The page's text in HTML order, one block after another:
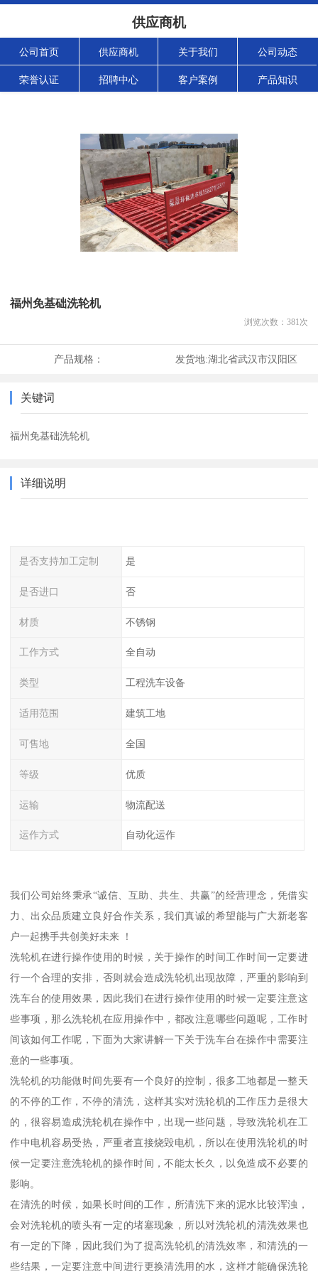
供应商机
公司首页 供应商机 关于我们 公司动态
荣誉认证 招聘中心 客户案例 产品知识
福州免基础洗轮机
浏览次数： 381次
产品规格： 发货地:湖北省武汉市汉阳区
关键词
福州免基础洗轮机
详细说明
是否支持加工定制 是
是否进口 否
材质 不锈钢
工作方式 全自动
类型 工程洗车设备
适用范围 建筑工地
可售地 全国
等级 优质
运输 物流配送
运作方式 自动化运作
我们公司始终秉承“诚信、互助、共生、共赢”的经营理念，凭借实
力、出众品质建立良好合作关系，我们真诚的希望能与广大新老客
户一起携手共创美好未来 ！
洗轮机在进行操作使用的时候，关于操作的时间工作时间一定要进
行一个合理的安排，否则就会造成洗轮机出现故障，严重的影响到
洗车台的使用效果，因此我们在进行操作使用的时候一定要注意这
些事项，那么洗轮机在应用操作中，都改注意哪些问题呢，工作时
间该如何工作呢，下面为大家讲解一下关于洗车台在操作中需要注
意的一些事项。
洗轮机的功能做时间先要有一个良好的控制，很多工地都是一整天
的不停的工作，不停的清洗，这样其实对洗轮机的工作压力是很大
的，很容易造成洗轮机在操作中，出现一些问题，导致洗轮机在工
作中电机容易受热，严重者直接烧毁电机，所以在使用洗轮机的时
候一定要注意洗轮机的操作时间，不能太长久，以免造成不必要的
影响。
在清洗的时候，如果长时间的工作，所清洗下来的泥水比较浑浊，
会对洗轮机的喷头有一定的堵塞现象，所以对洗轮机的清洗效果也
有一定的下降，因此我们为了提高洗轮机的清洗效率，和清洗的一
些结果，一定要注意中间进行更换清洗用的水，这样才能确保洗轮